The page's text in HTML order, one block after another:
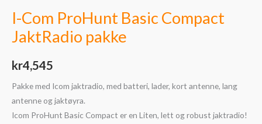
I-Com ProHunt Basic Compact
JaktRadio pakke
kr4,545
Pakke med Icom jaktradio, med batteri, lader, kort antenne, lang
antenne og jaktøyra.
Icom ProHunt Basic Compact er en Liten, lett og robust jaktradio!